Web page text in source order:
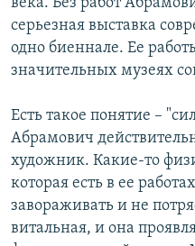
века. Без работ
серьезная выставка
одно биеннале. Ее
значительных музеях
Есть такое понятие –
Абрамович
художник. Какие-то
которая есть в ее
завораживать и не
витальная, и она